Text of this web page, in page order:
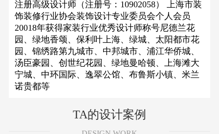
注册高级设计师（注册号：10902058） 上海市装
饰装修行业协会装饰设计专业委员会个人会员
20018年获得家装行业优秀设计师称号尼德兰花
园、绿地香颂、保利叶上海、绿城、太阳都市花
园、锦绣路第九城市、中邦城市、浦江华侨城、
汤臣豪园、创世纪花园、绿地曼哈顿、上海滩大
宁城、中环国际、逸翠公馆、布鲁斯小镇、米兰
诺贵都等
TA的设计案例